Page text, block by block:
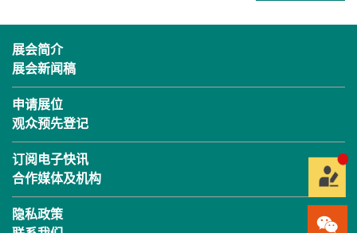
展会简介
展会新闻稿
申请展位
观众预先登记
订阅电子快讯
合作媒体及机构
隐私政策